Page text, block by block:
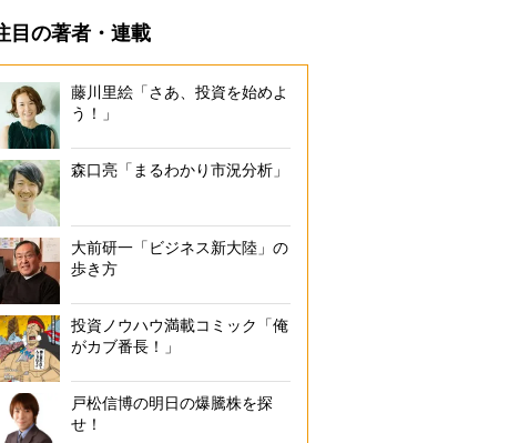
目の著者・連載
藤川里絵「さあ、投資を始めよ
う！」
森口亮「まるわかり市況分析」
大前研一「ビジネス新大陸」の
歩き方
投資ノウハウ満載コミック「俺
がカブ番長！」
戸松信博の明日の爆騰株を探
せ！